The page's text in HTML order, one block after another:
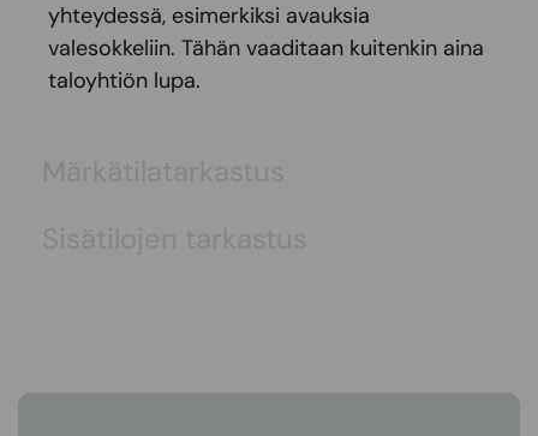
Märkätilatarkastus
Sisätilojen tarkastus
yhteydessä, esimerkiksi avauksia
valesokkeliin. Tähän vaaditaan kuitenkin aina
taloyhtiön lupa.